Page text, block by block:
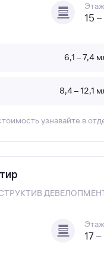
15
6,1 – 7,4
8,4 – 12,1
узнавайте в
17